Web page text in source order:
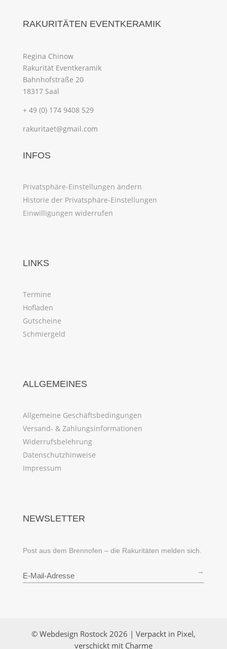
RAKURITÄTEN EVENTKERAMIK
Regina Chinow
Rakurität Eventkeramik
Bahnhofstraße 20
18317 Saal
+ 49 (0) 174 9408 529
rakuritaet@gmail.com
INFOS
Privatsphäre-Einstellungen ändern
Historie der Privatsphäre-Einstellungen
Einwilligungen widerrufen
LINKS
Termine
Hofladen
Gutscheine
Schmiergeld
ALLGEMEINES
Allgemeine Geschäftsbedingungen
Versand- & Zahlungsinformationen
Widerrufsbelehrung
Datenschutzhinweise
Impressum
NEWSLETTER
Post aus dem Brennofen – die Rakuritäten melden sich.
→
© Webdesign Rostock 2026 | Verpackt in Pixel,
verschickt mit Charme